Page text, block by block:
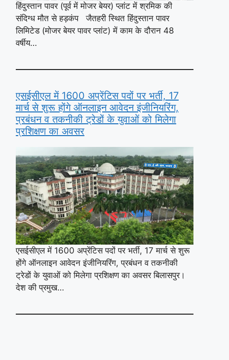
हिंदुस्तान पावर (पूर्व में मोजर बेयर) प्लांट में श्रमिक की
संदिग्ध मौत से हड़कंप जैतहरी स्थित हिंदुस्तान पावर
लिमिटेड (मोजर बेयर पावर प्लांट) में काम के दौरान 48
वर्षीय…
एसईसीएल में 1600 अप्रेंटिस पदों पर भर्ती, 17
मार्च से शुरू होंगे ऑनलाइन आवेदन इंजीनियरिंग,
प्रबंधन व तकनीकी ट्रेडों के युवाओं को मिलेगा
प्रशिक्षण का अवसर
एसईसीएल में 1600 अप्रेंटिस पदों पर भर्ती, 17 मार्च से शुरू
होंगे ऑनलाइन आवेदन इंजीनियरिंग, प्रबंधन व तकनीकी
ट्रेडों के युवाओं को मिलेगा प्रशिक्षण का अवसर बिलासपुर।
देश की प्रमुख…